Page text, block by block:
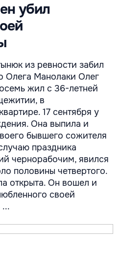
убил
из ревности забил
Олега Манолаки Олег
жил с 36-летней
в
17 сентября у
Она выпила и
бывшего сожителя
праздника
чернорабочим, явился
половины четвертого.
открыта. Он вошел и
своей
...